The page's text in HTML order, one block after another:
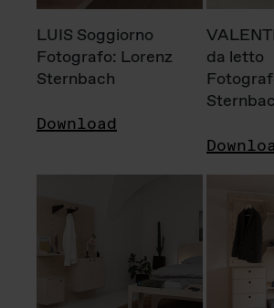
LUIS Soggiorno
Fotografo: Lorenz
Sternbach
Download
da letto